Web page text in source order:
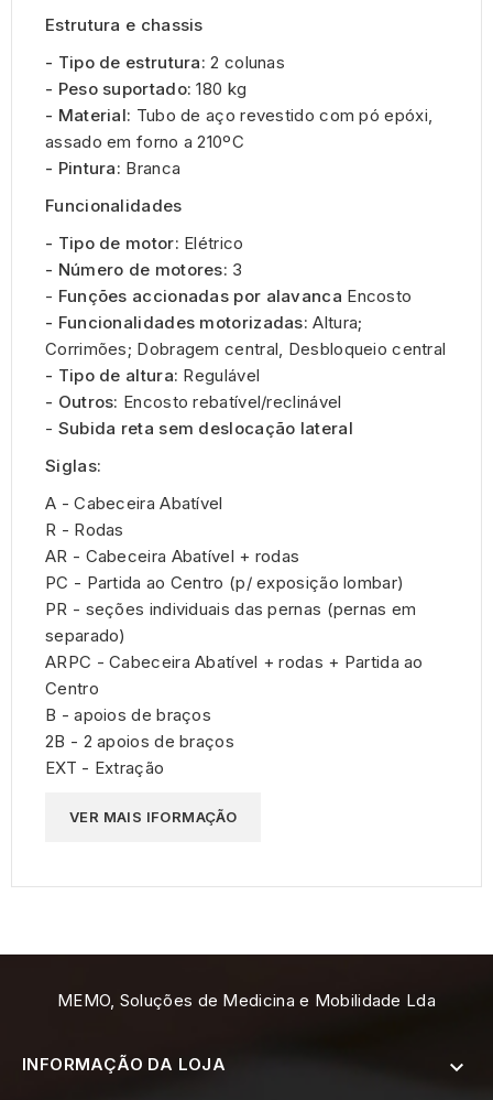
Estrutura e chassis
- Tipo de estrutura: 2 colunas
- Peso suportado: 180 kg
- Material: Tubo de aço revestido com pó epóxi,
assado em forno a 210ºC
- Pintura: Branca
Funcionalidades
- Tipo de motor: Elétrico
- Número de motores: 3
- Funções accionadas por alavanca Encosto
- Funcionalidades motorizadas: Altura;
Corrimões; Dobragem central, Desbloqueio central
- Tipo de altura: Regulável
- Outros: Encosto rebatível/reclinável
- Subida reta sem deslocação lateral
Siglas:
A - Cabeceira Abatível
R - Rodas
AR - Cabeceira Abatível + rodas
PC - Partida ao Centro (p/ exposição lombar)
PR - seções individuais das pernas (pernas em
separado)
ARPC - Cabeceira Abatível + rodas + Partida ao
Centro
B - apoios de braços
2B - 2 apoios de braços
EXT - Extração
VER MAIS IFORMAÇÃO
MEMO, Soluções de Medicina e Mobilidade Lda
INFORMAÇÃO DA LOJA
